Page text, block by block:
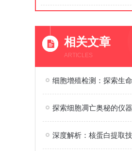
相关文章
ARTICLES